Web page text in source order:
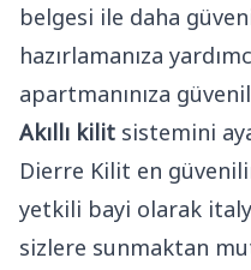
belgesi ile daha
hazırlamanıza
apartmanınıza
Akıllı kilit sistemini
Dierre Kilit en
yetkili bayi olarak
sizlere sunmaktan